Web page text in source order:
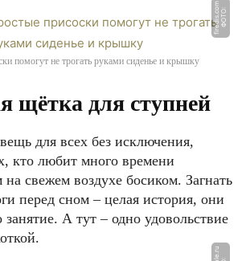
Ф
О
Т
О:
fi
r
e
di
s.
c
o
m
помогут не трогать руками сиденье и крышку
щётка для ступней
для всех без исключения,
кто любит много времени
на свежем воздухе босиком. Загнать
перед сном – целая история, они
занятие. А тут – одно удовольствие